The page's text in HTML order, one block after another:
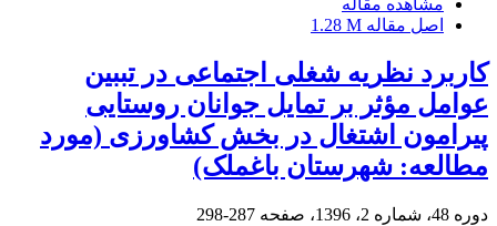
مشاهده مقاله
اصل مقاله 1.28 M
کاربرد نظریه شغلی اجتماعی در تببین
عوامل مؤثر بر تمایل جوانان روستایی
پیرامون اشتغال در بخش کشاورزی (مورد
مطالعه: شهرستان باغملک)
دوره 48، شماره 2، 1396، صفحه 287-298